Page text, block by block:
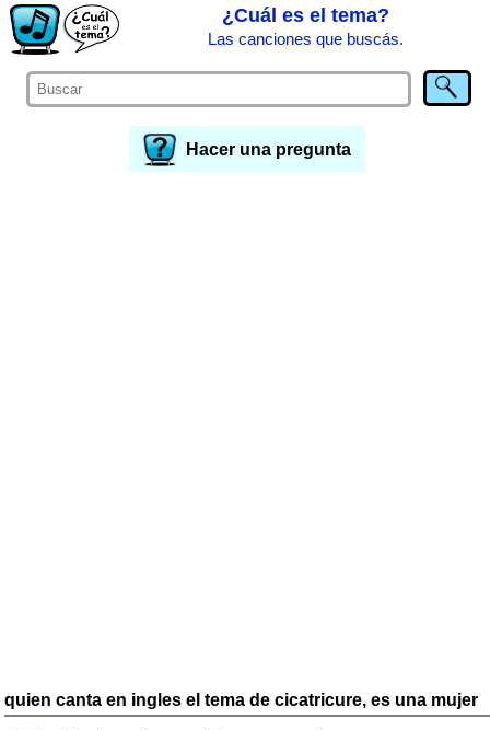
¿Cuál es el tema?
Las canciones que buscás.
Hacer una pregunta
quien canta en ingles el tema de cicatricure, es una mujer